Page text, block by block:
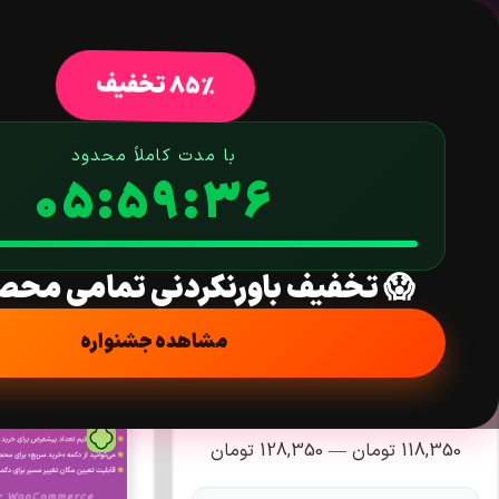
85% تخفیف
با مدت کاملاً محدود
05:59:35
😱 تخفیف باورنکردنی تمامی
مشاهده جشنواره
دسته:
جستجو در محصولات
فیلتر قیمت
118,350 تومان —
128,350 تومان